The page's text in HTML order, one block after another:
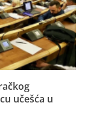
učešća u